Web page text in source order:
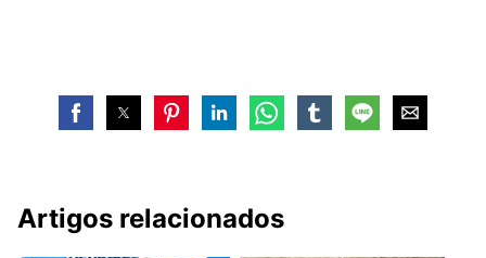
Artigos relacionados